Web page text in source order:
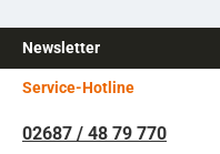
Newsletter
Service-Hotline
02687 / 48 79 770